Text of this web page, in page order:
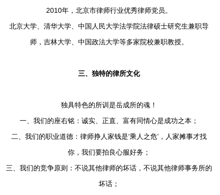
2010年，北京市律师行业优秀律师党员。
北京大学、清华大学、中国人民大学法学院法律硕士研究生兼职导
师，吉林大学、中国政法大学等多家院校兼职教授。
三、独特的律所文化
独具特色的所训是岳成所的魂！
一、我们的座右铭：诚实、正直、富有同情心是成功之本；
二、我们的职业道德：律师挣人家钱是‘乘人之危’，人家摊事才找
你，我们要拍良心服好务；
三、我们的竞争原则：不说其他律师的坏话，不说其他律师事务所的
坏话；